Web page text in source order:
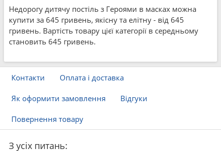
Недорогу дитячу постіль з Героями в масках можна
купити за 645 гривень, якісну та елітну - від 645
гривень. Вартість товару цієї категорії в середньому
становить 645 гривень.
Контакти Оплата і доставка
Як оформити замовлення Відгуки
Повернення товару
З усіх питань: